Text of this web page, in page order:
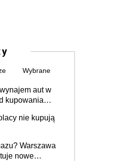
Wybrane
aut w
kupowania
nie kupują
Warszawa
nowe